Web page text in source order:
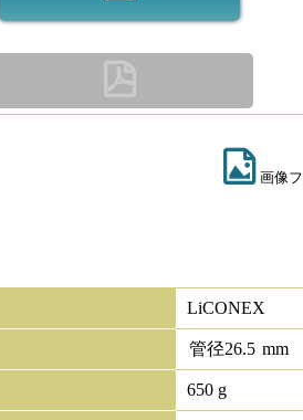
画像
LiCONEX
管径26.5 mm
650 g